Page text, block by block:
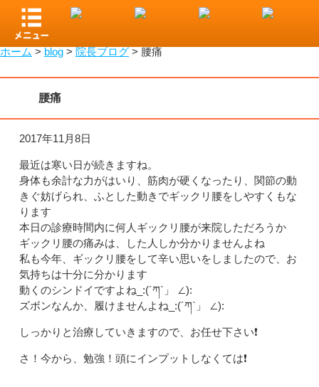
小山市で整骨院をお探しなら！わたなべ整骨院
ホーム > blog > 院長ブログ > 腰痛
腰痛
2017年11月8日
最近は寒い日が続きますね。
身体も余計な力がはいり、筋肉が硬くなったり、関節の動
きぐ妨げられ、ふとした動きでギックリ腰をしやすくもな
ります
本日の診療時間内に何人ギックリ腰が来院しただろうか
ギックリ腰の痛みは、した人しか分かりませんよね
私も今年、ギックリ腰をして辛い思いをしましたので、お
気持ちは十分に分かります
動くのシンドイですよね_:(´ཀ`」 ∠):
ズボンなんか、履けませんよね_:(´ཀ`」 ∠):
しっかりと治療していきますので、お任せ下さい❗️
さ！今から、勉強！頭にインプットしなくては❗️